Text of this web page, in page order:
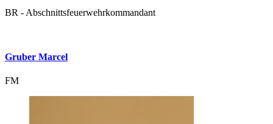
BR - Abschnittsfeuerwehrkommandant
Gruber Marcel
FM